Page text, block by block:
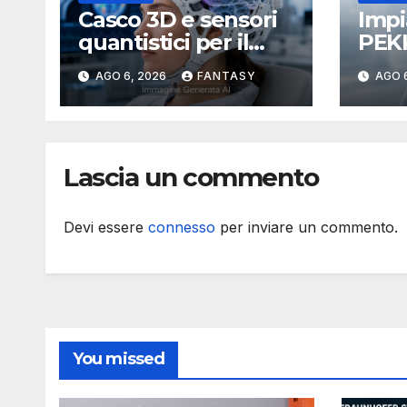
Casco 3D e sensori
quantistici per il
cervello come
funziona l’OPM-
MEG
AGO 6, 2026 FANTASY
3D
e AGO
Lascia un commento
Devi essere connesso per inviare un commento.
You missed